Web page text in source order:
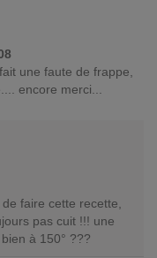
une faute de frappe,
encore merci...
faire cette recette,
pas cuit !!! une
à 150° ???